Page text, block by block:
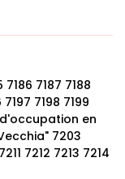
7187 7188
7197 7198 7199
d'occupation en
7203
7212 7213 7214